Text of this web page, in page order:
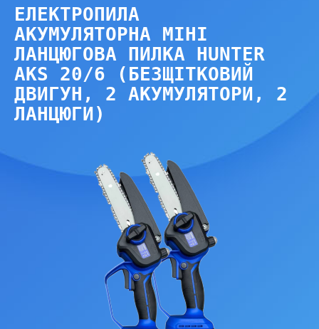
ЕЛЕКТРОПИЛА
АКУМУЛЯТОРНА МІНІ
ЛАНЦЮГОВА ПИЛКА HUNTER
AKS 20/6 (БЕЗЩІТКОВИЙ
ДВИГУН, 2 АКУМУЛЯТОРИ, 2
ЛАНЦЮГИ)